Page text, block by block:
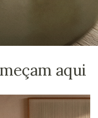
aqui